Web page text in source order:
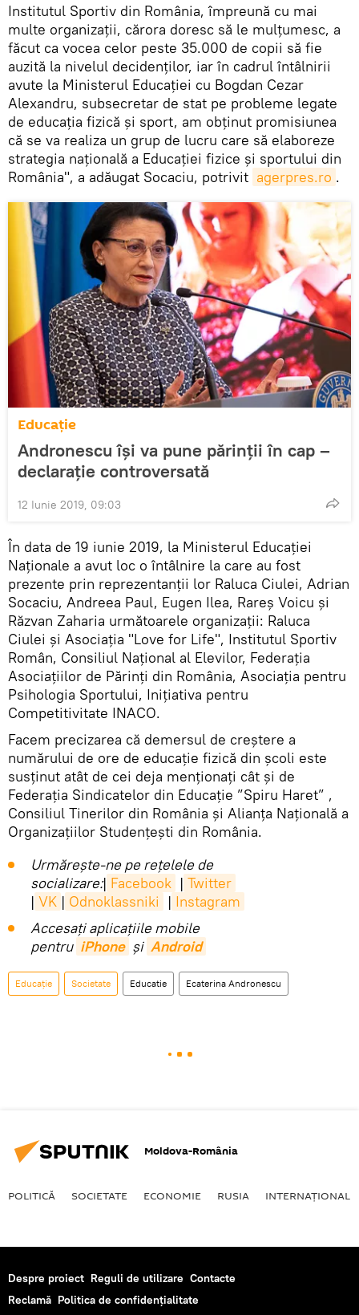
Institutul Sportiv din România, împreună cu mai
multe organizaţii, cărora doresc să le mulţumesc, a
făcut ca vocea celor peste 35.000 de copii să fie
auzită la nivelul decidenţilor, iar în cadrul întâlnirii
avute la Ministerul Educaţiei cu Bogdan Cezar
Alexandru, subsecretar de stat pe probleme legate
de educaţia fizică şi sport, am obţinut promisiunea
că se va realiza un grup de lucru care să elaboreze
strategia naţională a Educaţiei fizice şi sportului din
România", a adăugat Socaciu, potrivit agerpres.ro .
Educație
Andronescu își va pune părinții în cap –
declarație controversată
12 Iunie 2019, 09:03
În data de 19 iunie 2019, la Ministerul Educației
Naționale a avut loc o întâlnire la care au fost
prezente prin reprezentanţii lor Raluca Ciulei, Adrian
Socaciu, Andreea Paul, Eugen Ilea, Rareş Voicu şi
Răzvan Zaharia următoarele organizaţii: Raluca
Ciulei şi Asociaţia "Love for Life", Institutul Sportiv
Român, Consiliul Naţional al Elevilor, Federaţia
Asociaţiilor de Părinţi din România, Asociaţia pentru
Psihologia Sportului, Iniţiativa pentru
Competitivitate INACO.
Facem precizarea că demersul de creștere a
numărului de ore de educație fizică din școli este
susținut atât de cei deja menționați cât și de
Federația Sindicatelor din Educație ”Spiru Haret” ,
Consiliul Tinerilor din România și Alianța Națională a
Organizațiilor Studențești din România.
Urmărește-ne pe rețelele de
socializare:| Facebook | Twitter
| VK | Odnoklassniki | Instagram
Accesaţi aplicaţiile mobile
pentru iPhone și Android
Educație Societate Educatie Ecaterina Andronescu
Moldova-România
POLITICĂ SOCIETATE ECONOMIE RUSIA INTERNAŢIONAL
Despre proiect Reguli de utilizare Contacte
Reclamă Politica de confidențialitate